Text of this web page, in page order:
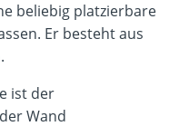
beliebig platzierbare
Er besteht aus
ist der
Wand